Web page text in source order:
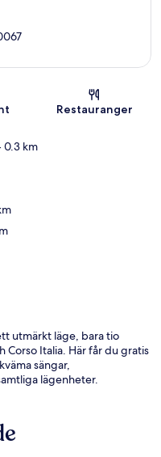
Restauranger
0.3 km
utmärkt läge, bara tio
Corso Italia. Här får du gratis
sängar,
lägenheter.